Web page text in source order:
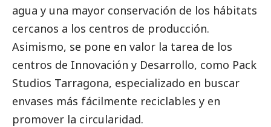
agua y una mayor conservación de los hábitats
cercanos a los centros de producción.
Asimismo, se pone en valor la tarea de los
centros de Innovación y Desarrollo, como Pack
Studios Tarragona, especializado en buscar
envases más fácilmente reciclables y en
promover la circularidad.